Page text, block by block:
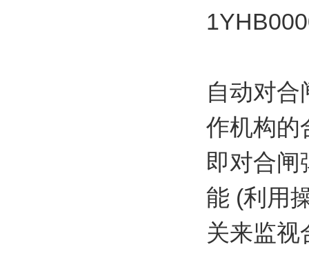
自动对
作机构的
即对合闸
能 (利用
关来监视